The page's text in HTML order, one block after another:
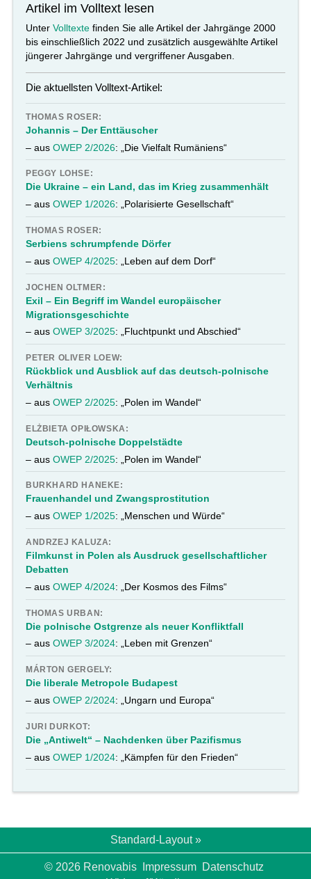
Artikel im Volltext lesen
UnterVolltexte finden Sie alle Artikel der Jahrgänge 2000
bis einschließlich 2022 und zusätzlich ausgewählte Artikel
jüngerer Jahrgänge und vergriffener Ausgaben.
Die aktuellsten Volltext-Artikel:
THOMAS ROSER:
Johannis – Der Enttäuscher
– ausOWEP 2/2026: „Die Vielfalt Rumäniens“
PEGGY LOHSE:
Die Ukraine – ein Land, das im Krieg zusammenhält
– ausOWEP 1/2026: „Polarisierte Gesellschaft“
THOMAS ROSER:
Serbiens schrumpfende Dörfer
– ausOWEP 4/2025: „Leben auf dem Dorf“
JOCHEN OLTMER:
Exil – Ein Begriff im Wandel europäischer
Migrationsgeschichte
– ausOWEP 3/2025: „Fluchtpunkt und Abschied“
PETER OLIVER LOEW:
Rückblick und Ausblick auf das deutsch-polnische
Verhältnis
– ausOWEP 2/2025: „Polen im Wandel“
ELŻBIETA OPIŁOWSKA:
Deutsch-polnische Doppelstädte
– ausOWEP 2/2025: „Polen im Wandel“
BURKHARD HANEKE:
Frauenhandel und Zwangsprostitution
– ausOWEP 1/2025: „Menschen und Würde“
ANDRZEJ KALUZA:
Filmkunst in Polen als Ausdruck gesellschaftlicher
Debatten
– ausOWEP 4/2024: „Der Kosmos des Films“
THOMAS URBAN:
Die polnische Ostgrenze als neuer Konfliktfall
– ausOWEP 3/2024: „Leben mit Grenzen“
MÁRTON GERGELY:
Die liberale Metropole Budapest
– ausOWEP 2/2024: „Ungarn und Europa“
JURI DURKOT:
Die „Antiwelt“ – Nachdenken über Pazifismus
– ausOWEP 1/2024: „Kämpfen für den Frieden“
Standard-Layout »
© 2026 Renovabis Impressum Datenschutz